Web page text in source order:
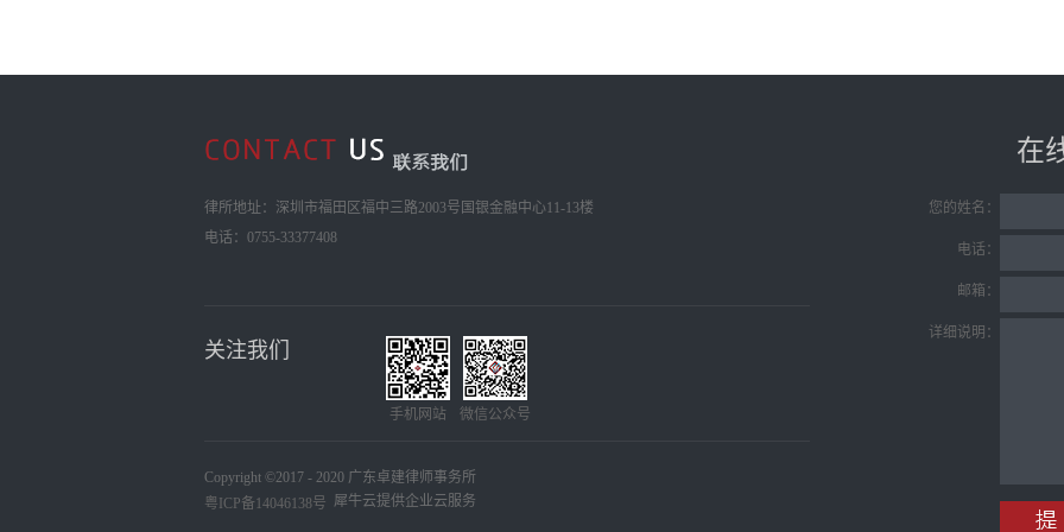
Copyright ©2017 - 2020 广东卓建律师事务所
粤ICP备14046138号 犀牛云提供企业云服务
律所地址：深圳市福田区福中三路2003号国银金融中心11-13楼
电话：0755-33377408
您的姓名：
电话：
邮箱：
详细说明：
在
关注我们
手机网站 微信公众号